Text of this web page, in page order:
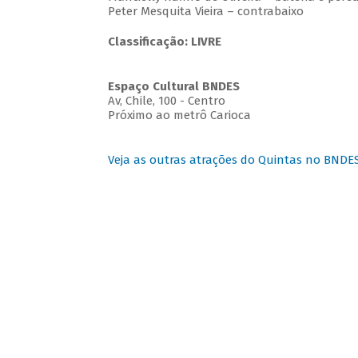
Peter Mesquita Vieira – contrabaixo
Classificação: LIVRE
Espaço Cultural BNDES
Av, Chile, 100 - Centro
Próximo ao metrô Carioca
Veja as outras atrações do Quintas no